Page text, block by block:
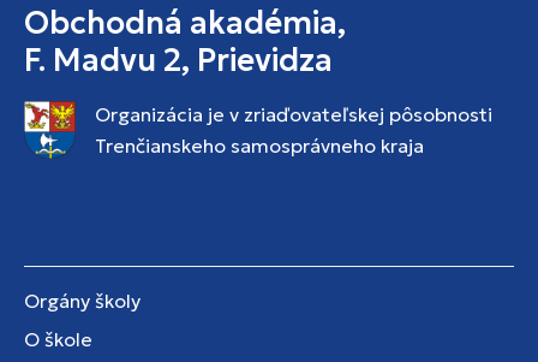
Obchodná akadémia,
F. Madvu 2, Prievidza
Organizácia je v zriaďovateľskej pôsobnosti
Trenčianskeho samosprávneho kraja
Orgány školy
O škole